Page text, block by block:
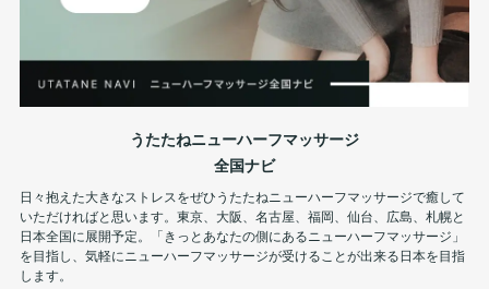
うたたねニューハーフマッサージ
全国ナビ
日々抱えた大きなストレスをぜひうたたねニューハーフマッサージで癒して
いただければと思います。東京、大阪、名古屋、福岡、仙台、広島、札幌と
日本全国に展開予定。「きっとあなたの側にあるニューハーフマッサージ」
を目指し、気軽にニューハーフマッサージが受けることが出来る日本を目指
します。